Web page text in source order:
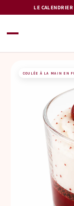
passerLE
COULÉE À LA MAIN EN